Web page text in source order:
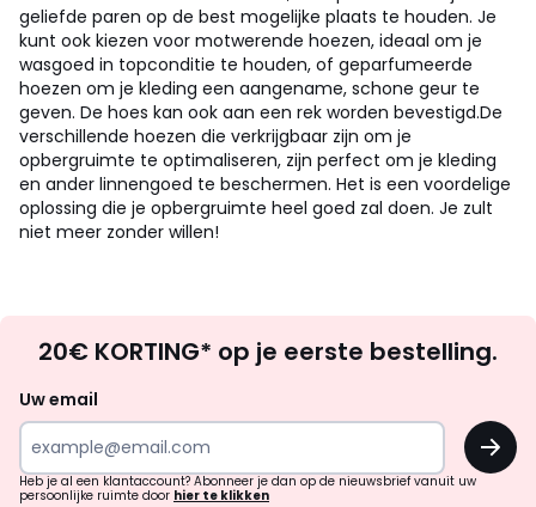
geliefde paren op de best mogelijke plaats te houden. Je
kunt ook kiezen voor motwerende hoezen, ideaal om je
wasgoed in topconditie te houden, of geparfumeerde
hoezen om je kleding een aangename, schone geur te
geven. De hoes kan ook aan een rek worden bevestigd.De
verschillende hoezen die verkrijgbaar zijn om je
opbergruimte te optimaliseren, zijn perfect om je kleding
en ander linnengoed te beschermen. Het is een voordelige
oplossing die je opbergruimte heel goed zal doen. Je zult
niet meer zonder willen!
zoek
inspiratie
verrassingen?
20€ KORTING* op je eerste bestelling.
Uw email
OK
Heb je al een klantaccount? Abonneer je dan op de nieuwsbrief vanuit uw
persoonlijke ruimte door hier te klikken